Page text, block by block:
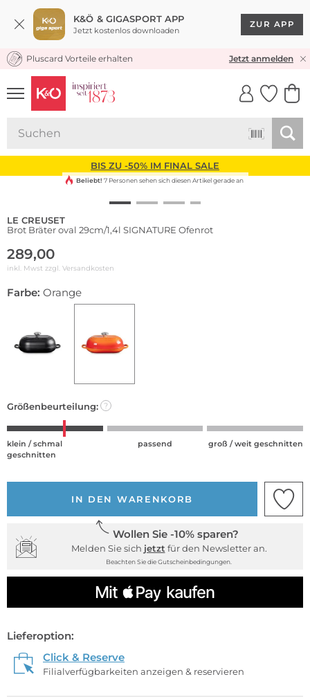
K&Ö & GIGASPORT APP
Jetzt kostenlos downloaden
ZUR APP
KOSTENLOSER VERSAND* & RÜCKVERSAND
Pluscard Vorteile erhalten Jetzt anmelden
UNSERE APP
CLICK &
BIS ZU -50% IM FINAL SALE
Beliebt! 7 Personen sehen sich diesen Artikel gerade an
LE CREUSET
Brot Bräter oval 29cm/1,4l SIGNATURE Ofenrot
289,00
inkl. Mwst zzgl. Versandkosten
Farbe: Orange
Größenbeurteilung: ?
klein / schmal
geschnitten
passend groß / weit geschnitten
IN DEN WARENKORB
Wollen Sie -10% sparen?
Melden Sie sich jetzt für den Newsletter an.
Beachten Sie die Gutscheinbedingungen.
Lieferoption:
Click & Reserve
Filialverfügbarkeiten anzeigen & reservieren